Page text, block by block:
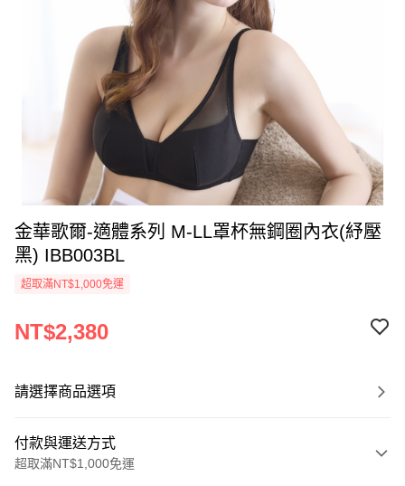
金華歌爾-適體系列 M-LL罩杯無鋼圈內衣(紓壓
黑) IBB003BL
超取滿NT$1,000免運
NT$2,380
請選擇商品選項
付款與運送方式
超取滿NT$1,000免運